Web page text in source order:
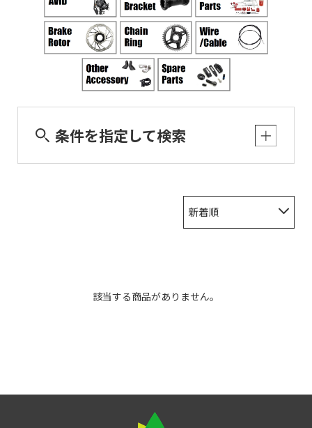
条件を指定して検索
新着順
該当する商品がありません。